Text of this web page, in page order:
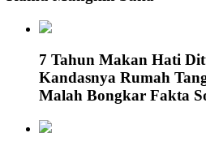
7 Tahun Makan Hati
Kandasnya Rumah
Malah Bongkar Fakta